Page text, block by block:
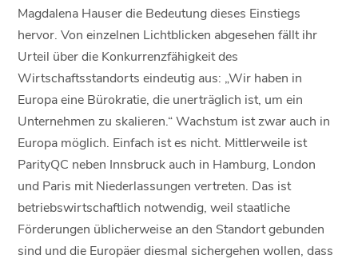
Magdalena Hauser die Bedeutung dieses Einstiegs
hervor. Von einzelnen Lichtblicken abgesehen fällt ihr
Urteil über die Konkurrenzfähigkeit des
Wirtschaftsstandorts eindeutig aus: „Wir haben in
Europa eine Bürokratie, die unerträglich ist, um ein
Unternehmen zu skalieren.“ Wachstum ist zwar auch in
Europa möglich. Einfach ist es nicht. Mittlerweile ist
ParityQC neben Innsbruck auch in Hamburg, London
und Paris mit Niederlassungen vertreten. Das ist
betriebswirtschaftlich notwendig, weil staatliche
Förderungen üblicherweise an den Standort gebunden
sind und die Europäer diesmal sichergehen wollen, dass